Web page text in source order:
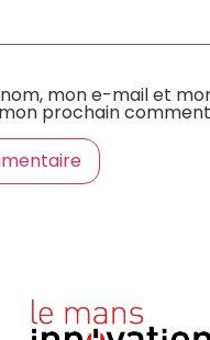
mon e-mail et
prochain